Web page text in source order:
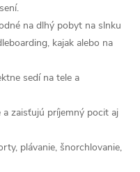
na dlhý pobyt na slnku
kajak alebo na
sedí na tele a
a zaisťujú príjemný pocit aj
plávanie, šnorchlovanie,